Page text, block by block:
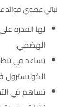
نباتيعضويفوائد
لها القدرة
الهضمي.
تساعد في
الكوليسترول
تساهم في